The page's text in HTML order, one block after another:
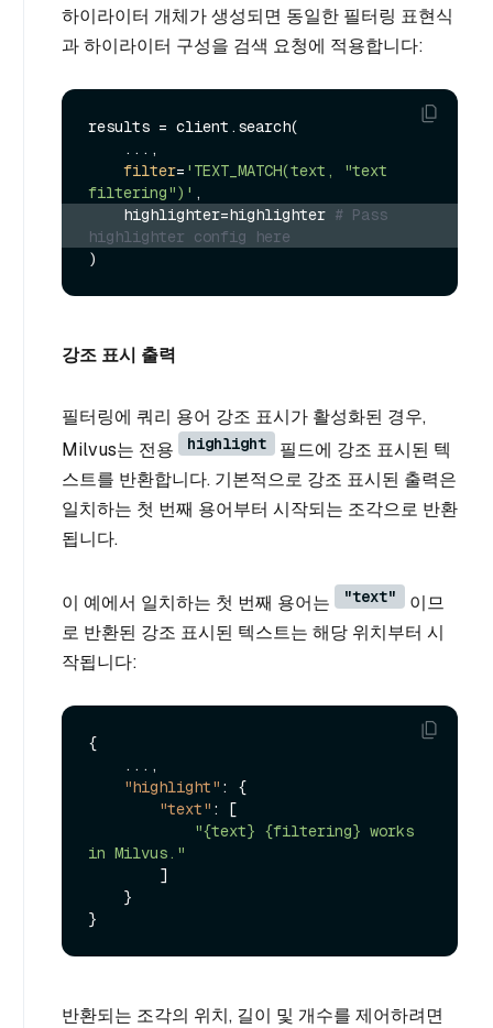
하이라이터 개체가 생성되면 동일한 필터링 표현식
과 하이라이터 구성을 검색 요청에 적용합니다:
results = client.search(
filter= 'TEXT_MATCH(text, "text
filtering")'
    highlighter=highlighter
# Pass
highlighter config here
강조 표시 출력
필터링에 쿼리 용어 강조 표시가 활성화된 경우,
Milvus는 전용
highlight
필드에 강조 표시된 텍
스트를 반환합니다. 기본적으로 강조 표시된 출력은
일치하는 첫 번째 용어부터 시작되는 조각으로 반환
됩니다.
이 예에서 일치하는 첫 번째 용어는 "text"
이므
로 반환된 강조 표시된 텍스트는 해당 위치부터 시
작됩니다:
{
    ...
,
"highlight" :
{
"text" :
[
"{text} {filtering} works
in Milvus."
]
}
}
반환되는 조각의 위치, 길이 및 개수를 제어하려면